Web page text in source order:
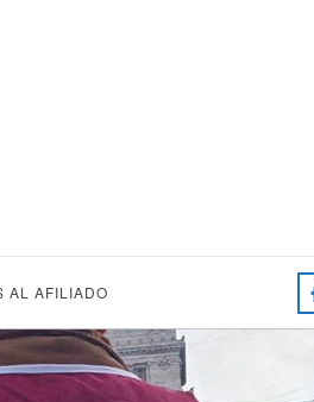
AL AFILIADO